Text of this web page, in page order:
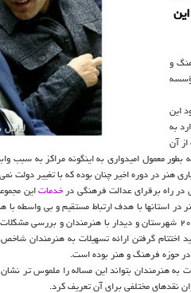
و
این
به
آن
معمول امیدواری به اینگونه مراکز به سبب
در دوره اخیر چنان بوده که با تغییر دولت نمی
در راه برقرای عدالت فرهنگی درخدماتاین
با هدف ارتباط مستقیم و بی واسطه
همان مصداق هاست. در طول چهار سال اخیر ۲۵ سفراستانی به ۲۳ استان و بیش از ۲۰۰
گرفتن ارائه تسهیلات به هنرمندان
در حوزه فرهنگ و هنر بوده است.
هنرمندان بتواند این مساله را ملموس تر
نقدهای مختلفی برای آن تعریف کرد.